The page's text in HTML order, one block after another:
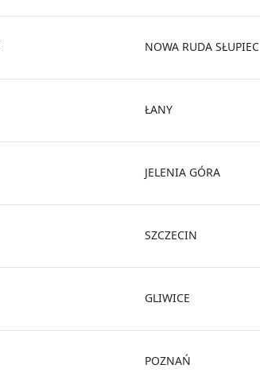
NOWA RUDA SŁUPIEC
ŁANY
JELENIA GÓRA
SZCZECIN
GLIWICE
POZNAŃ